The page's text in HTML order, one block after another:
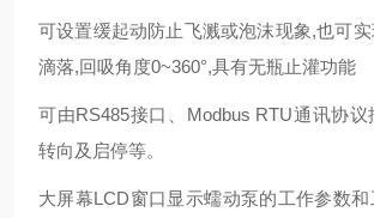
可设置缓起动防止飞溅或泡沫现象,也可
滴落,回吸角度0~360°,具有无瓶止灌功能
可由RS485接口、Modbus RTU通讯协议
转向及启停等。
大屏幕LCD窗口显示蠕动泵的工作参数